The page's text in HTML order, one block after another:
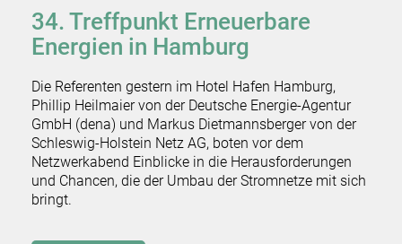
34. Treffpunkt Erneuerbare
Energien in Hamburg
Die Referenten gestern im Hotel Hafen Hamburg,
Phillip Heilmaier von der Deutsche Energie-Agentur
GmbH (dena) und Markus Dietmannsberger von der
Schleswig-Holstein Netz AG, boten vor dem
Netzwerkabend Einblicke in die Herausforderungen
und Chancen, die der Umbau der Stromnetze mit sich
bringt.